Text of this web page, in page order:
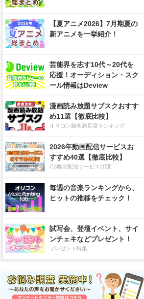
【夏アニメ2026】7月期夏の
新アニメを一挙紹介！
芸能界を志す10代～20代を
応援！オーディション・スク
ール情報はDeview
漫画読み放題サブスクおすす
め11選【徹底比較】
オリコン顧客満足度ランキング
2026年動画配信サービスお
すすめ40選【徹底比較】
CS動画配信サービス20選
毎週の音楽ランキングから、
ヒットの推移をチェック！
試写会、登壇イベント、サイ
ンチェキなどプレゼント！
プレゼント特集